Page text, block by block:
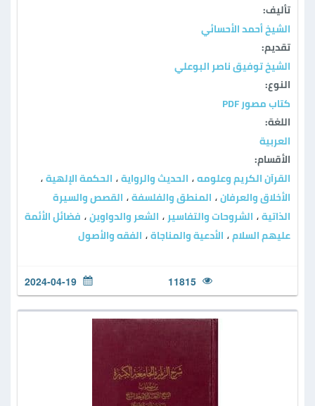
تأليف:
الشيخ أحمد الأحسائي
تقديم:
الشيخ توفيق ناصر البوعلي
النوع:
كتاب مصور PDF
اللغة:
العربية
الأقسام:
القرآن الكريم وعلومه ، الحديث والرواية ، الحكمة الإلهية ،
الأخلاق والعرفان ، المنطق والفلسفة ، القصص والسيرة
الذاتية ، الشروحات والتفاسير ، الشعر والدواوين ، فضائل الأئمة
عليهم السلام ، الأدعية والمناجاة ، الفقه والأصول
11815
2024-04-19